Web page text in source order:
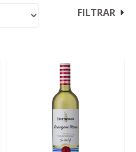
FILTRAR